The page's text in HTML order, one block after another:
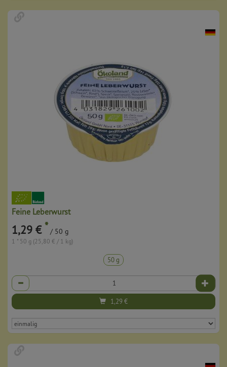
Feine Leberwurst
1,29 € * / 50 g
1 * 50 g (25,80 € / 1 kg)
50 g
Anzahl
1,29€